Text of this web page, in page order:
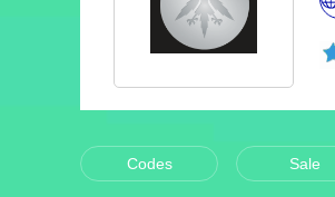
Codes Sale